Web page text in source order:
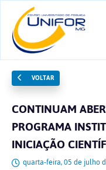
VOLTAR
CONTINUAM
PROGRAMA
INICIAÇÃO
quarta-feira, 05 de julho